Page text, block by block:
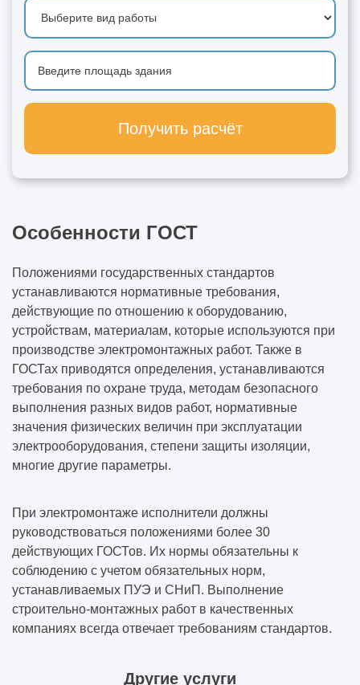
Получить расчёт
Особенности ГОСТ
Положениями государственных стандартов
устанавливаются нормативные требования,
действующие по отношению к оборудованию,
устройствам, материалам, которые используются при
производстве электромонтажных работ. Также в
ГОСТах приводятся определения, устанавливаются
требования по охране труда, методам безопасного
выполнения разных видов работ, нормативные
значения физических величин при эксплуатации
электрооборудования, степени защиты изоляции,
многие другие параметры.
При электромонтаже исполнители должны
руководствоваться положениями более 30
действующих ГОСТов. Их нормы обязательны к
соблюдению с учетом обязательных норм,
устанавливаемых ПУЭ и СНиП. Выполнение
строительно-монтажных работ в качественных
компаниях всегда отвечает требованиям стандартов.
Другие услуги